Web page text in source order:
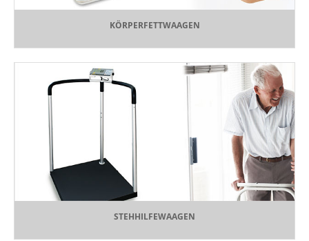
KÖRPERFETTWAAGEN
STEHHILFEWAAGEN